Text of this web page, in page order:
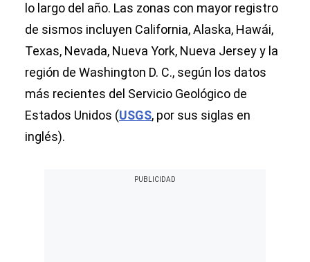
lo largo del año. Las zonas con mayor registro
de sismos incluyen California, Alaska, Hawái,
Texas, Nevada, Nueva York, Nueva Jersey y la
región de Washington D. C., según los datos
más recientes del Servicio Geológico de
Estados Unidos (USGS, por sus siglas en
inglés).